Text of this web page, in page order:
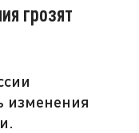
грозят
изменения